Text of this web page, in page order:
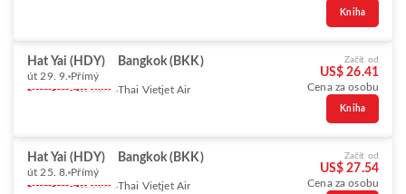
Kniha
Hat Yai (HDY) Bangkok (BKK)
út 29. 9. Přímý
Thai Vietjet Air
Začít od
US$ 26.41
Cena za osobu
Kniha
Hat Yai (HDY) Bangkok (BKK)
út 25. 8. Přímý
Thai Vietjet Air
Začít od
US$ 27.54
Cena za osobu